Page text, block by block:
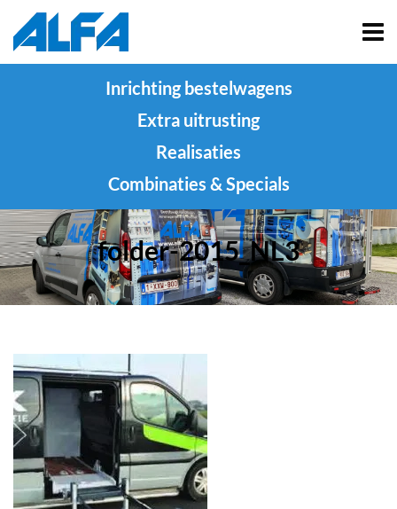
Inrichting bestelwagens
Extra uitrusting
Realisaties
Combinaties & Specials
folder-2015_NL3